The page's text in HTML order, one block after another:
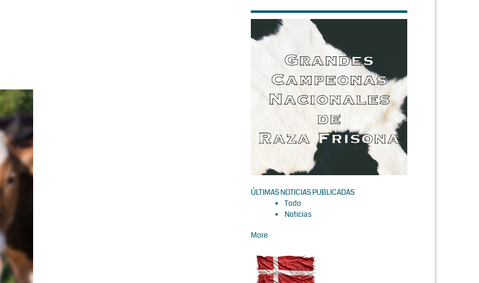
ÚLTIMAS NOTICIAS PUBLICADAS
Todo
Noticias
More